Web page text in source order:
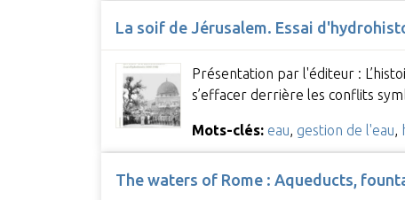
La soif de Jérusalem. Essai
Présentation par l'éditeur :
s’effacer derrière les conflits
Mots-clés: eau gestion de l'eau
The waters of Rome : Aqueducts,